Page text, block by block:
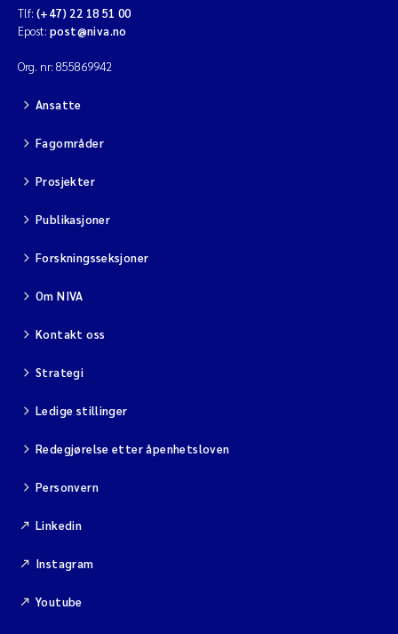
Tlf: (+47) 22 18 51 00
Epost: post@niva.no
Org. nr: 855869942
Ansatte
Fagområder
Prosjekter
Publikasjoner
Forskningsseksjoner
Om NIVA
Kontakt oss
Strategi
Ledige stillinger
Redegjørelse etter åpenhetsloven
Personvern
Linkedin
Instagram
Youtube